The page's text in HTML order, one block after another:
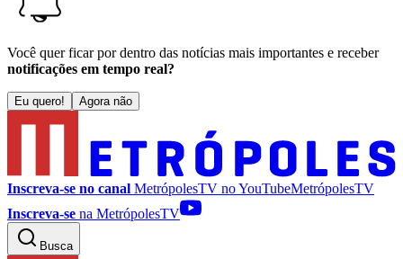
Você quer ficar por dentro das notícias mais importantes e receber
notificações em tempo real?
Eu quero! Agora não
Inscreva-se no canal MetrópolesTV noYouTubeMetrópolesTV
Inscreva-se na MetrópolesTV
Busca